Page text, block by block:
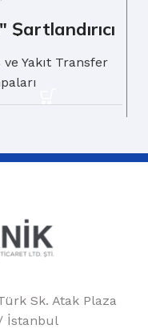
Şartlandırıcı
ve Yakıt Transfer
Sk. Atak Plaza
İstanbul